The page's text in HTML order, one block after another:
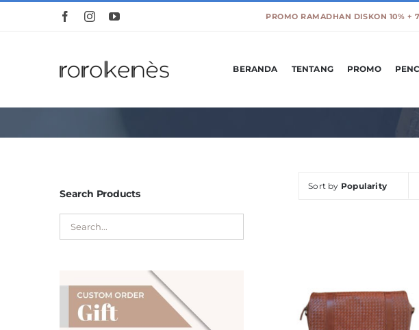
BERANDA TENTANG PROMO
Sort by Popularity
Search Products